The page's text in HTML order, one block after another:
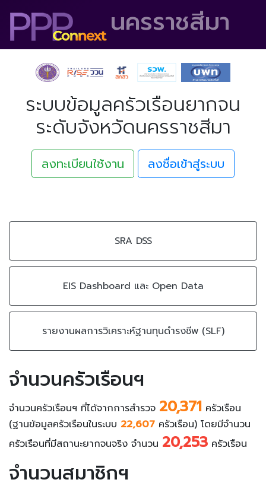
นครราชสีมา
ระบบข้อมูลครัวเรือนยากจน
ระดับจังหวัดนครราชสีมา
ลงทะเบียนใช้งาน ลงชื่อเข้าสู่ระบบ
SRA DSS
EIS Dashboard และ Open Data
รายงานผลการวิเคราะห์ฐานทุนดำรงชีพ (SLF)
จำนวนครัวเรือนฯ
จำนวนครัวเรือนฯ ที่ได้จากการสำรวจ 20,371 ครัวเรือน
(ฐานข้อมูลครัวเรือนในระบบ 22,607 ครัวเรือน) โดยมีจำนวน
ครัวเรือนที่มีสถานะยากจนจริง จำนวน 20,253 ครัวเรือน
จำนวนสมาชิกฯ